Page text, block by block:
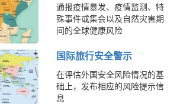
通报疫情暴发、疫情监测、特
殊事件或集会以及自然灾害期
间的全球健康风险
国际旅行安全警示
在评估外国安全风险情况的基
础上，发布相应的风险提示信
息